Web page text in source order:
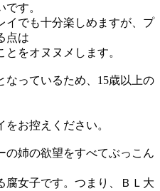
す。
でも十分楽しめますが、プ
点は
をオヌヌメします。
なっているため、15歳以上の
お控えください。
の姉の欲望をすべてぶっこん
女子です。つまり、ＢＬ大